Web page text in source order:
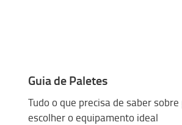
Guia de Paletes
Tudo o que precisa de saber
escolher o equipamento ideal